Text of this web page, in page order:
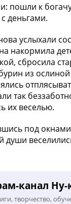
пошли к
деньгами.
услыхали
накормила
сбросила
из
так
их веселью.
под
души
канал
творчество,